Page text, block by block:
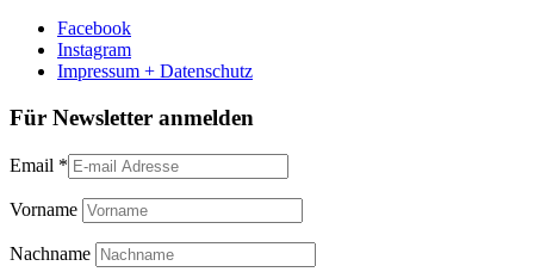
Facebook
Instagram
Impressum + Datenschutz
Für Newsletter anmelden
Email *
Vorname
Nachname